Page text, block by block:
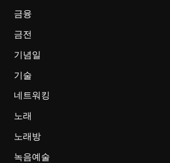
금융
금전
기념일
기술
네트워킹
노래
노래방
녹음예술